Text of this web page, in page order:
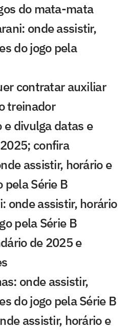
do mata-mata
onde assistir,
do jogo pela
contratar auxiliar
treinador
e divulga datas e
confira
assistir, horário e
pela Série B
onde assistir, horário
pela Série B
de 2025 e
onde assistir,
do jogo pela Série B
assistir, horário e